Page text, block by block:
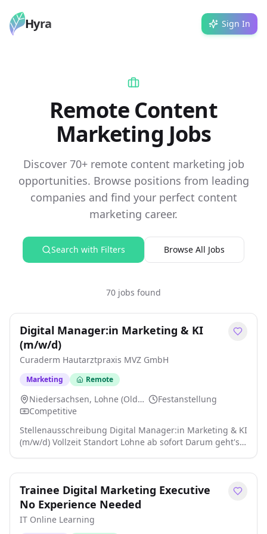
Hyra Sign In
Remote Content
Marketing Jobs
Discover 70+ remote content marketing job
opportunities. Browse positions from leading
companies and find your perfect content
marketing career.
Search with Filters Browse All Jobs
70 jobs found
Digital Manager:in Marketing & KI
(m/w/d)
Curaderm Hautarztpraxis MVZ GmbH
Marketing Remote
Niedersachsen, Lohne (Oldenburg), 49393
Festanstellung
Competitive
Stellenausschreibung Digital Manager:in Marketing & KI
(m/w/d) Vollzeit Standort Lohne ab sofort Darum geht's
ist uns dabei die Haltung: Du willst diesen Bereich
professionalisieren, nicht nur verwalten. Du hast richtig
Lust darauf, dich in die Werkzeuge einzuarbeiten, die es
heute gibt, sie in deinen Alltag einzubauen und daraus
Trainee Digital Marketing Executive
No Experience Needed
IT Online Learning